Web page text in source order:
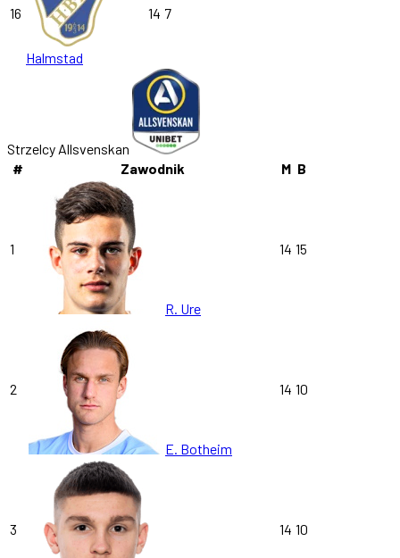
16
Halmstad
14 7
Strzelcy Allsvenskan
#
Zawodnik M B
1
R. Ure
14 15
2
E. Botheim
14 10
3 14 10